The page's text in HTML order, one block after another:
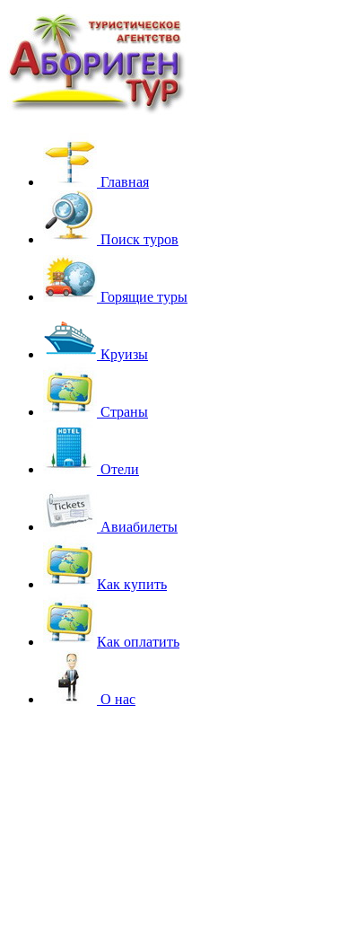
Главная
Поиск туров
Горящие туры
Круизы
Страны
Отели
Авиабилеты
Как купить
Как оплатить
О нас